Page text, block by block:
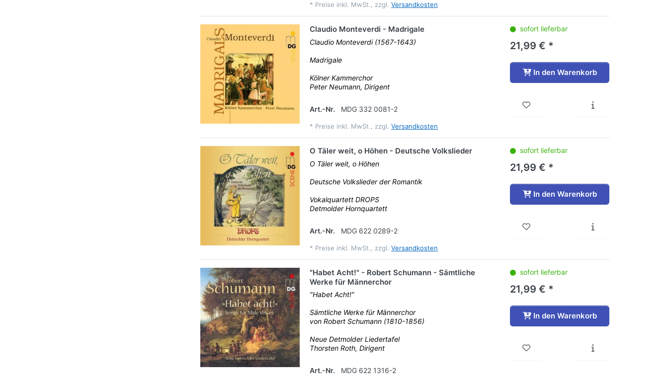
* Preise inkl. MwSt., zzgl. Versandkosten
Claudio Monteverdi - Madrigale
Claudio Monteverdi (1567-1643)
Madrigale
Kölner Kammerchor
Peter Neumann, Dirigent
Art.-Nr. MDG 332 0081-2
* Preise inkl. MwSt., zzgl. Versandkosten
sofort lieferbar
21,99 € *
In den Warenkorb
O Täler weit, o Höhen - Deutsche Volkslieder
O Täler weit, o Höhen
Deutsche Volkslieder der Romantik
Vokalquartett DROPS
Detmolder Hornquartett
Art.-Nr. MDG 622 0289-2
* Preise inkl. MwSt., zzgl. Versandkosten
sofort lieferbar
21,99 € *
In den Warenkorb
"Habet Acht!" - Robert Schumann - Sämtliche
Werke für Männerchor
"Habet Acht!"
Sämtliche Werke für Männerchor
von Robert Schumann (1810-1856)
Neue Detmolder Liedertafel
Thorsten Roth, Dirigent
Art.-Nr. MDG 622 1316-2
sofort lieferbar
21,99 € *
In den Warenkorb